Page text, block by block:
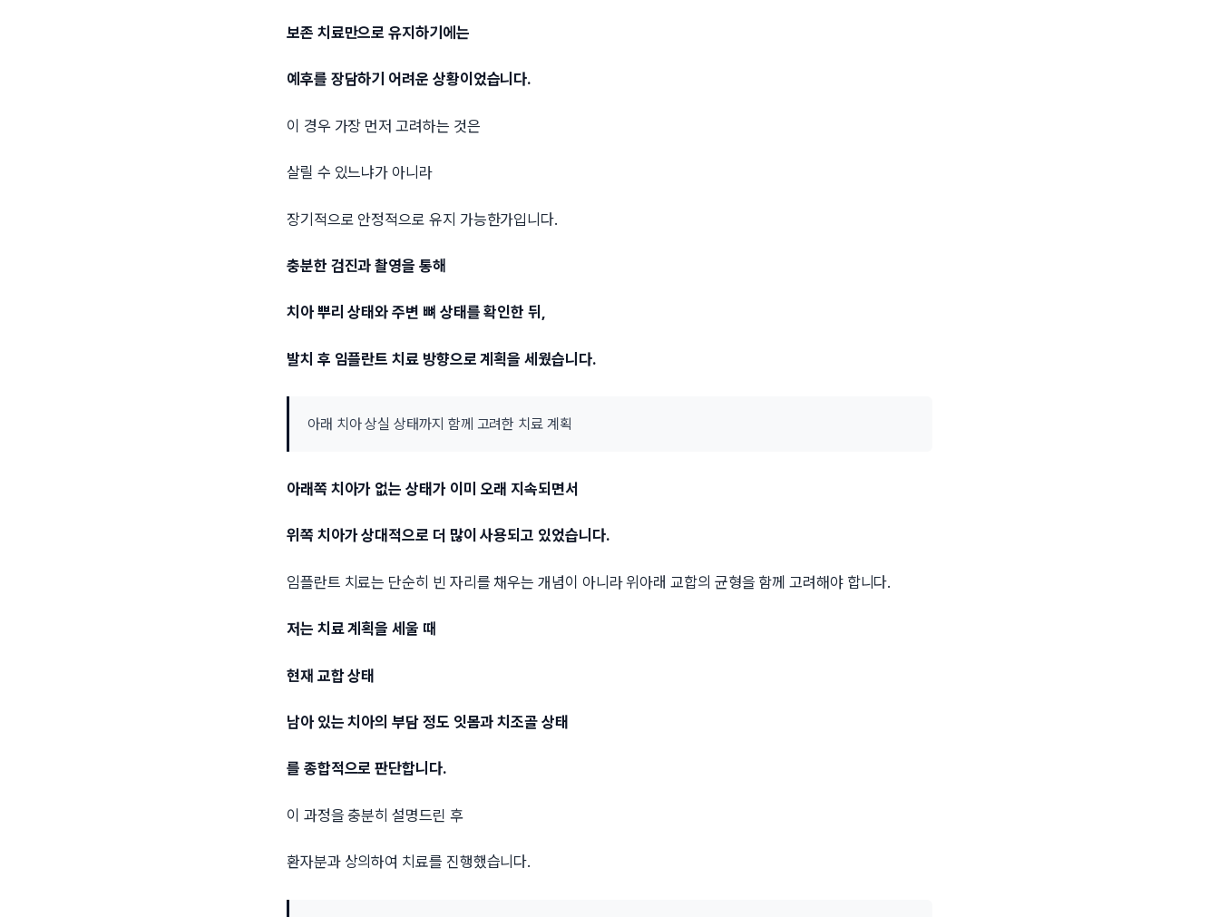
보존 치료만으로 유지하기에는
예후를 장담하기 어려운 상황이었습니다.
이 경우 가장 먼저 고려하는 것은
살릴 수 있느냐가 아니라
장기적으로 안정적으로 유지 가능한가입니다.
충분한 검진과 촬영을 통해
치아 뿌리 상태와 주변 뼈 상태를 확인한 뒤,
발치 후 임플란트 치료 방향으로 계획을 세웠습니다.
아래 치아 상실 상태까지 함께 고려한 치료 계획
아래쪽 치아가 없는 상태가 이미 오래 지속되면서
위쪽 치아가 상대적으로 더 많이 사용되고 있었습니다.
임플란트 치료는 단순히 빈 자리를 채우는 개념이 아니라 위아래 교합의 균형을 함께 고려해야 합니다.
저는 치료 계획을 세울 때
현재 교합 상태
남아 있는 치아의 부담 정도 잇몸과 치조골 상태
를 종합적으로 판단합니다.
이 과정을 충분히 설명드린 후
환자분과 상의하여 치료를 진행했습니다.